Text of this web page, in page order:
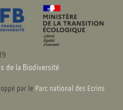
L., 1753 [nom. et typ. cons.]
en
2001
Chenopodium album
en
de la Biodiversité
par le Parc national des Ecrins